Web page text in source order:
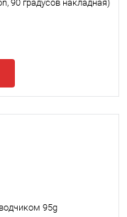
90 градусов накладная)
95g